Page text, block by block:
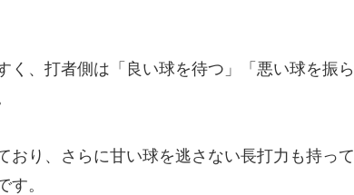
、打者側は「良い球を待つ」「悪い球を振ら
り、さらに甘い球を逃さない長打力も持って
す。